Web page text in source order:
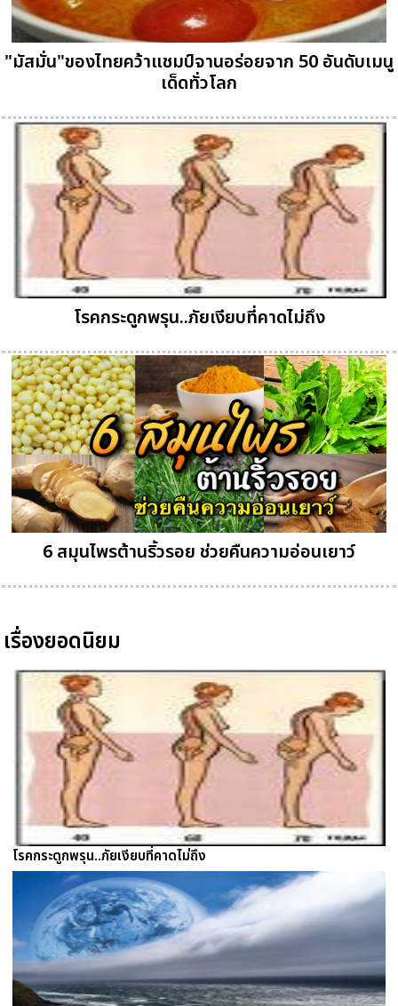
"มัสมั่น"ของไทยคว้าแชมป์จานอร่อยจาก 50 อันดับเมนู
เด็ดทั่วโลก
โรคกระดูกพรุน..ภัยเงียบที่คาดไม่ถึง
6 สมุนไพรต้านริ้วรอย ช่วยคืนความอ่อนเยาว์
เรื่องยอดนิยม
โรคกระดูกพรุน..ภัยเงียบที่คาดไม่ถึง